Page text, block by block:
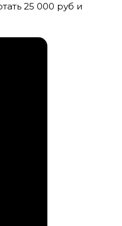
25 000 руб и